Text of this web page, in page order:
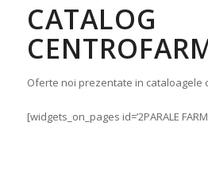
CATALOG
Oferte noi prezentate in cataloagele
[widgets_on_pages id=’2PARALE